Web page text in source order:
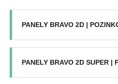
PANELY BRAVO 2D |
PANELY BRAVO 2D SUPER |